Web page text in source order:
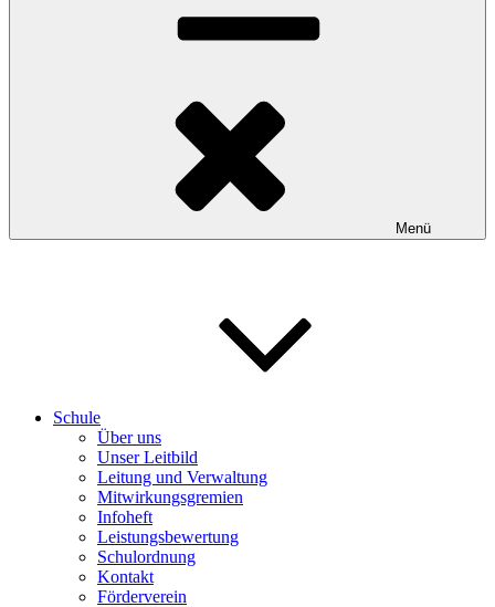
Menü
Schule
Über uns
Unser Leitbild
Leitung und Verwaltung
Mitwirkungsgremien
Infoheft
Leistungsbewertung
Schulordnung
Kontakt
Förderverein